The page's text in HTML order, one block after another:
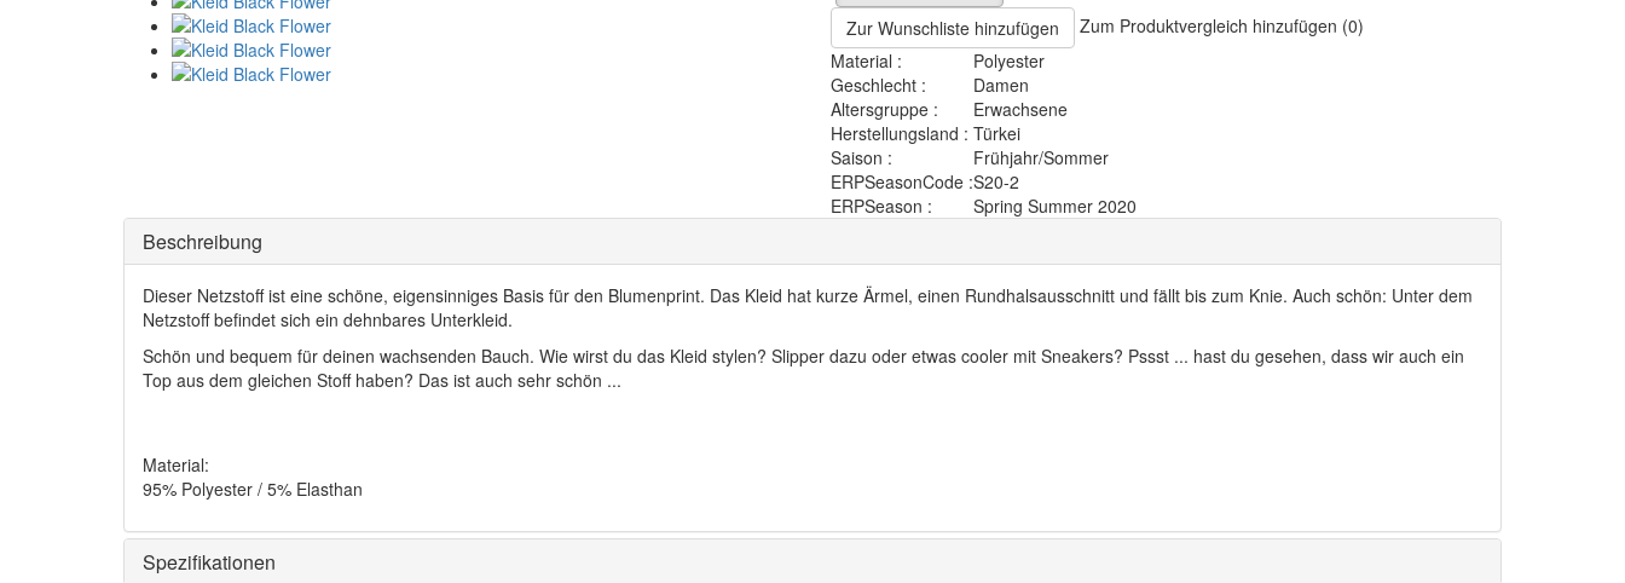
Zur Wunschliste hinzufügen
Zum Produktvergleich hinzufügen (0)
Material :
Polyester
Geschlecht :
Damen
Altersgruppe :
Erwachsene
Herstellungsland : Türkei
Saison :
Frühjahr/Sommer
ERPSeasonCode :S20-2
ERPSeason :
Spring Summer 2020
Beschreibung
Dieser Netzstoff ist eine schöne, eigensinniges Basis für den Blumenprint. Das Kleid hat kurze Ärmel, einen Rundhalsausschnitt und fällt bis zum Knie. Auch schön: Unter dem
Netzstoff befindet sich ein dehnbares Unterkleid.
Schön und bequem für deinen wachsenden Bauch. Wie wirst du das Kleid stylen? Slipper dazu oder etwas cooler mit Sneakers? Pssst ... hast du gesehen, dass wir auch ein
Top aus dem gleichen Stoff haben? Das ist auch sehr schön ...
Material:
95% Polyester / 5% Elasthan
Spezifikationen